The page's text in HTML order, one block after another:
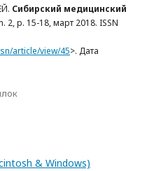
Сибирский медицинский
2, p. 15-18, март 2018. ISSN
article/view/45>. Дата
& Windows)